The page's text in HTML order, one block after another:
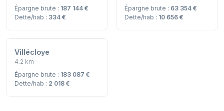
Épargne brute : 187 144 €
Dette/hab : 334 €
Épargne brute : 63 354 €
Dette/hab : 10 656 €
Villécloye
4.2 km
Épargne brute : 183 087 €
Dette/hab : 2 018 €